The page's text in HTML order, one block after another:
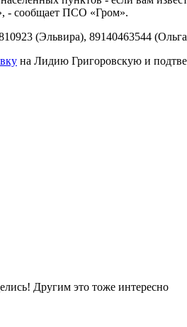
- сообщает ПСО «Гром».
(Эльвира), 89140463544
на Лидию Григоровскую и
Другим это тоже интересно